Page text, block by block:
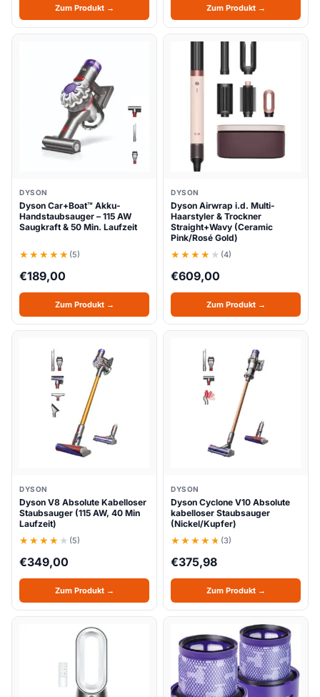
Zum Produkt → Zum Produkt →
DYSON
Dyson Car+Boat™ Akku-
Handstaubsauger – 115 AW
Saugkraft & 50 Min. Laufzeit
(5)
€189,00
Zum Produkt →
DYSON
Dyson Airwrap i.d. Multi-
Haarstyler & Trockner
Straight+Wavy (Ceramic
Pink/Rosé Gold)
(4)
€609,00
Zum Produkt →
DYSON
Dyson V8 Absolute Kabelloser
Staubsauger (115 AW, 40 Min
Laufzeit)
(5)
€349,00
Zum Produkt →
DYSON
Dyson Cyclone V10 Absolute
kabelloser Staubsauger
(Nickel/Kupfer)
(3)
€375,98
Zum Produkt →